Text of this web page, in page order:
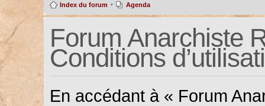
Index du forum • Agenda
Forum Anarchiste
Conditions
En accédant à « Forum